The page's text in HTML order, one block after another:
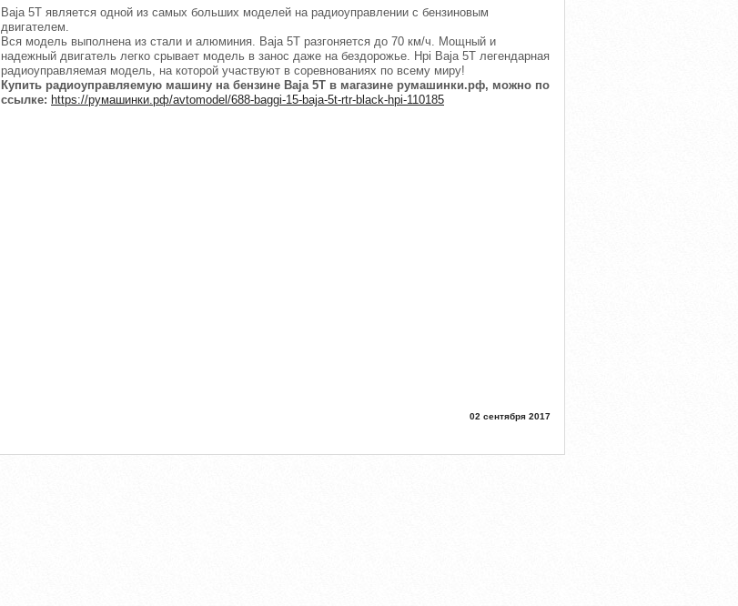
Baja 5T является одной из самых больших моделей на радиоуправлении с бензиновым
двигателем.
Вся модель выполнена из стали и алюминия. Baja 5T разгоняется до 70 км/ч. Мощный и
надежный двигатель легко срывает модель в занос даже на бездорожье. Hpi Baja 5T легендарная
радиоуправляемая модель, на которой участвуют в соревнованиях по всему миру!
Купить радиоуправляемую машину на бензине Baja 5T в магазине румашинки.рф, можно по
ссылке: https://румашинки.рф/avtomodel/688-baggi-15-baja-5t-rtr-black-hpi-110185
02 сентября 2017